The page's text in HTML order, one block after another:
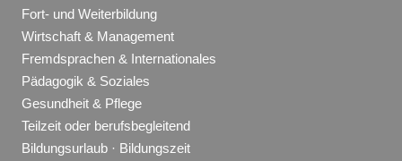
Fort- und Weiterbildung
Wirtschaft & Management
Fremdsprachen & Internationales
Pädagogik & Soziales
Gesundheit & Pflege
Teilzeit oder berufsbegleitend
Bildungsurlaub · Bildungszeit